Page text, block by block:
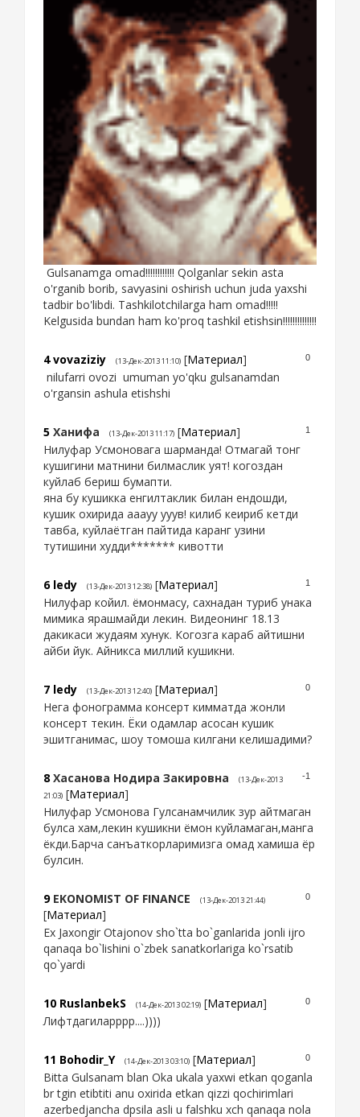
Gulsanamga omad!!!!!!!!!!!! Qolganlar sekin asta
o'rganib borib, savyasini oshirish uchun juda yaxshi
tadbir bo'libdi. Tashkilotchilarga ham omad!!!!!
Kelgusida bundan ham ko'proq tashkil etishsin!!!!!!!!!!!!!!
0
4 vovaziziy (13-Дек-2013 11:10) [Материал]
nilufarri ovozi umuman yo'qku gulsanamdan
o'rgansin ashula etishshi
1
5 Ханифа (13-Дек-2013 11:17) [Материал]
Нилуфар Усмоновага шарманда! Отмагай тонг
кушигини матнини билмаслик уят! когоздан
куйлаб бериш бумапти.
яна бу кушикка енгилтаклик билан ендошди,
кушик охирида ааауу ууув! килиб кеириб кетди
тавба, куйлаётган пайтида каранг узини
тутишини худди******* кивотти
1
6 ledy (13-Дек-2013 12:38) [Материал]
Нилуфар койил. ёмонмасу, сахнадан туриб унака
мимика ярашмайди лекин. Видеонинг 18.13
дакикаси жудаям хунук. Когозга караб айтишни
айби йук. Айникса миллий кушикни.
0
7 ledy (13-Дек-2013 12:40) [Материал]
Нега фонограмма консерт кимматда жонли
консерт текин. Ёки одамлар асосан кушик
эшитганимас, шоу томоша килгани келишадими?
-1
8 Хасанова Нодира Закировна
(13-Дек-2013
21:03) [Материал]
Нилуфар Усмонова Гулсанамчилик зур айтмаган
булса хам,лекин кушикни ёмон куйламаган,манга
ёкди.Барча санъаткорларимизга омад хамиша ёр
булсин.
0
9 EKONOMIST OF FINANCE (13-Дек-2013 21:44)
[Материал]
Ex Jaxongir Otajonov sho`tta bo`ganlarida jonli ijro
qanaqa bo`lishini o`zbek sanatkorlariga ko`rsatib
qo`yardi
0
10 RuslanbekS (14-Дек-2013 02:19) [Материал]
Лифтдагиларррр....))))
0
11 Bohodir_Y (14-Дек-2013 03:10) [Материал]
Bitta Gulsanam blan Oka ukala yaxwi etkan qoganla
br tgin etibtiti anu oxirida etkan qizzi qochirimlari
azerbedjancha dpsila asli u falshku xch qanaqa nola